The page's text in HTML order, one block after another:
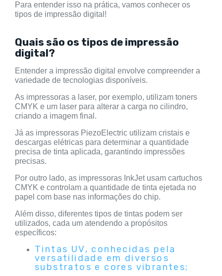
Para entender isso na prática, vamos conhecer os
tipos de impressão digital!
Quais são os tipos de impressão
digital?
Entender a impressão digital envolve compreender a
variedade de tecnologias disponíveis.
As impressoras a laser, por exemplo, utilizam toners
CMYK e um laser para alterar a carga no cilindro,
criando a imagem final.
Já as impressoras PiezoElectric utilizam cristais e
descargas elétricas para determinar a quantidade
precisa de tinta aplicada, garantindo impressões
precisas.
Por outro lado, as impressoras InkJet usam cartuchos
CMYK e controlam a quantidade de tinta ejetada no
papel com base nas informações do chip.
Além disso, diferentes tipos de tintas podem ser
utilizados, cada um atendendo a propósitos
específicos:
Tintas UV, conhecidas pela
versatilidade em diversos
substratos e cores vibrantes;